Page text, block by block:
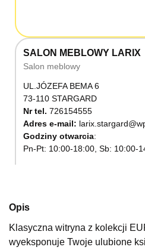
SALON MEBLOWY LARIX
Salon meblowy
UL.JÓZEFA BEMA 6
73-110 STARGARD
Nr tel. 726154555
Adres e-mail:
Godziny otwarcia
Pn-Pt: 10:00-18:00, Sb: 10:00-
SALON MEBLOWY
Salon meblowy
Opis
Klasyczna witryna z kolekcji
wyeksponuje Twoje ulubione